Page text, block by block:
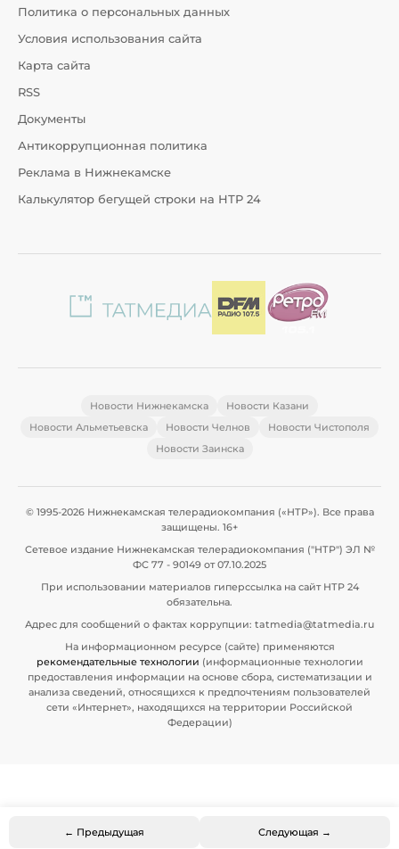
← Предыдущая Следующая →
Политика о персональных данных
Условия использования сайта
Карта сайта
RSS
Документы
Антикоррупционная политика
Реклама в Нижнекамске
Калькулятор бегущей строки на НТР 24
Новости Нижнекамска
Новости Казани
Новости Альметьевска
Новости Челнов
Новости Чистополя
Новости Заинска
© 1995-2026 Нижнекамская телерадиокомпания («НТР»). Все права
защищены. 16+
Сетевое издание Нижнекамская телерадиокомпания ("НТР") ЭЛ №
ФС 77 - 90149 от 07.10.2025
При использовании материалов гиперссылка на сайт НТР 24
обязательна.
Адрес для сообщений о фактах коррупции: tatmedia@tatmedia.ru
На информационном ресурсе (сайте) применяются
рекомендательные технологии (информационные технологии
предоставления информации на основе сбора, систематизации и
анализа сведений, относящихся к предпочтениям пользователей
сети «Интернет», находящихся на территории Российской
Федерации)